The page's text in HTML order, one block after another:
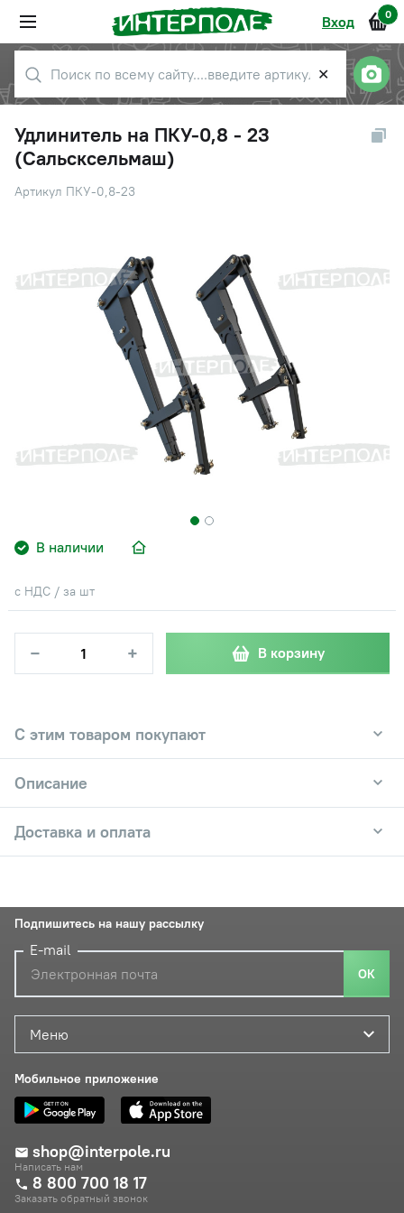
Вход 0
✕
Удлинитель на ПКУ-0,8 - 23
(Сальсксельмаш)
Артикул ПКУ-0,8-23
В наличии
с НДС / за шт
− + В корзину
С этим товаром покупают
Описание
Доставка и оплата
Меню
Мобильное приложение
shop@interpole.ru
Написать нам
8 800 700 18 17
Заказать обратный звонок
Подпишитесь на нашу рассылку
E-mail
ОК